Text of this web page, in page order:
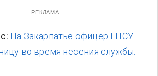
РЕКЛАМА
На Закарпатье офицер ГПСУ
во время несения службы.